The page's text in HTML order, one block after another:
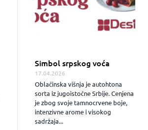
Simbol srpskog voća
17.04.2026
Oblačinska višnja je autohtona
sorta iz jugoistočne Srbije. Cenjena
je zbog svoje tamnocrvene boje,
intenzivne arome i visokog
sadržaja...